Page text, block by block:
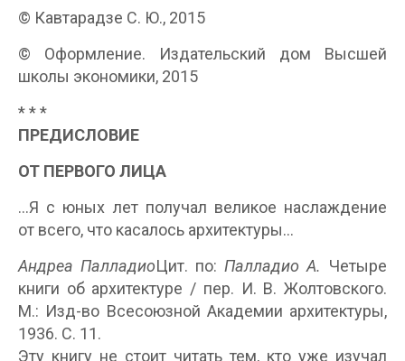
© Кавтарадзе С. Ю., 2015
© Оформление. Издательский дом Высшей
школы экономики, 2015
* * *
ПРЕДИСЛОВИЕ
ОТ ПЕРВОГО ЛИЦА
…Я с юных лет получал великое наслаждение
от всего, что касалось архитектуры…
Андреа ПалладиоЦит. по: Палладио А. Четыре
книги об архитектуре / пер. И. В. Жолтовского.
М.: Изд-во Всесоюзной Академии архитектуры,
1936. С. 11.
Эту книгу не стоит читать тем, кто уже изучал